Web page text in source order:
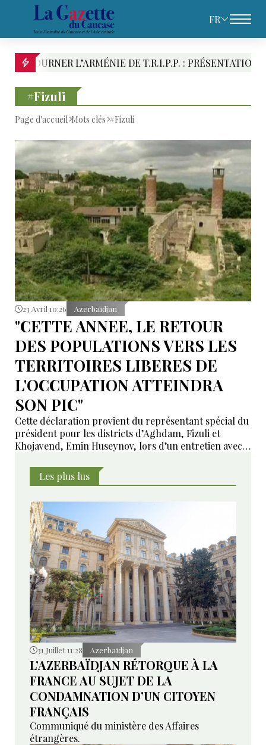
FR
L’ARMÉNIE DE T.R.I.P.P. : PRÉSENTATION DES
#Fizuli
Page d'accueil Mots clés #Fizuli
23 Avril 10:26 Azerbaïdjan
"CETTE ANNEE, LE RETOUR
DES POPULATIONS VERS LES
TERRITOIRES LIBERES DE
L'OCCUPATION ATTEINDRA
SON PIC"
Cette déclaration provient du représentant spécial du
président pour les districts d’Aghdam, Fizuli et
Khojavend, Emin Huseynov, lors d’un entretien avec
Les plus lus
31 Juillet 11:28 Azerbaïdjan
L’AZERBAÏDJAN RÉTORQUE À LA
FRANCE AU SUJET DE LA
CONDAMNATION D’UN CITOYEN
FRANÇAIS
Communiqué du ministère des Affaires
étrangères.